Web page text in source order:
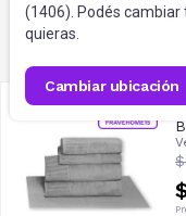
(1406). Podés
quieras.
cambiar ubicación